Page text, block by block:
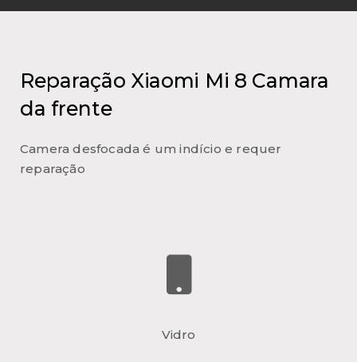
Reparação Xiaomi Mi 8 Camara
da frente
Camera desfocada é um indício e requer
reparação
Vidro